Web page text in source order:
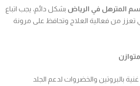
المترهل في الرياض بشكل دائم، يجب اتباع
تعزز من فعالية العلاج وتحافظ على مرونة
بالبروتين والخضروات لدعم الجلد